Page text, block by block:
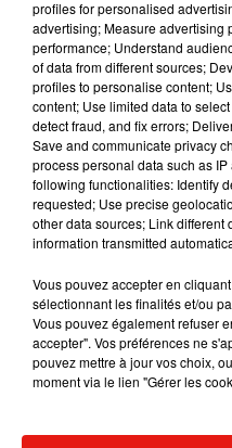
Musique
7 août 2026
RÜFÜS
album
7 août 2026
Angèle
6 août 2026
profiles for personalised
advertising; Measure advertising
performance; Understand
of data from different sources;
profiles to personalise content;
content; Use limited data to
detect fraud, and fix errors;
Save and communicate privacy
process personal data such as
following functionalities: Identify
requested; Use precise
other data sources; Link different
information transmitted
Vous pouvez accepter en
sélectionnant les finalités et/ou
Vous pouvez également refuser
accepter". Vos préférences ne
pouvez mettre à jour vos choix,
moment via le lien "Gérer les